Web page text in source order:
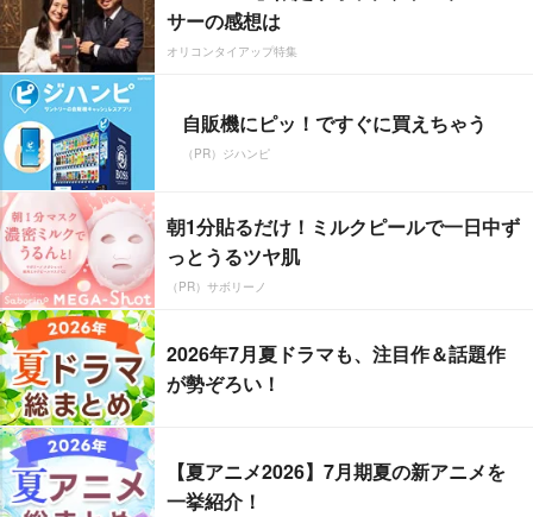
サーの感想は
オリコンタイアップ特集
自販機にピッ！ですぐに買えちゃう
（PR）ジハンピ
朝1分貼るだけ！ミルクピールで一日中ず
っとうるツヤ肌
（PR）サボリーノ
2026年7月夏ドラマも、注目作＆話題作
が勢ぞろい！
【夏アニメ2026】7月期夏の新アニメを
一挙紹介！